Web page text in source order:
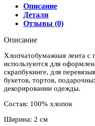
Басик
Днем
2
Описание
Детали
Отзывы (0)
Описание
Хлопчатобумажная лента
используются для
скрапбукинге, для
букетов, тортов,
декорировании одежды.
Состав: 100% хлопок
Ширина: 2 см